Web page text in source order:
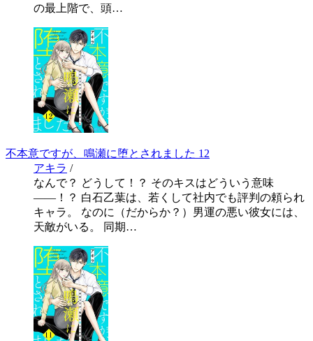
の最上階で、頭…
不本意ですが、鳴瀬に堕とされました 12
アキラ /
なんで？ どうして！？ そのキスはどういう意味
――！？ 白石乙葉は、若くして社内でも評判の頼られ
キャラ。 なのに（だからか？）男運の悪い彼女には、
天敵がいる。 同期…